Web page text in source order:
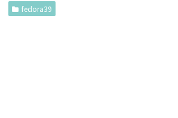
fedora39